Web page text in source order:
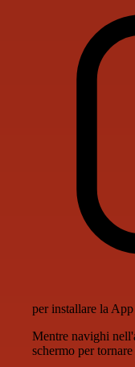
per installare la
Mentre navighi
schermo per